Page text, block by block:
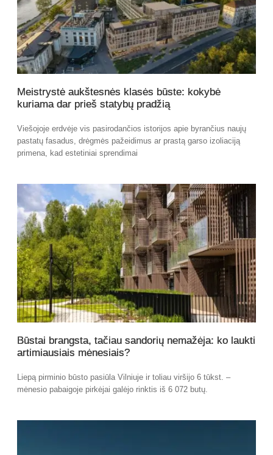
Meistrystė aukštesnės klasės būste: kokybė
kuriama dar prieš statybų pradžią
Viešojoje erdvėje vis pasirodančios istorijos apie byrančius naujų
pastatų fasadus, drėgmės pažeidimus ar prastą garso izoliaciją
primena, kad estetiniai sprendimai
Būstai brangsta, tačiau sandorių nemažėja: ko laukti
artimiausiais mėnesiais?
Liepą pirminio būsto pasiūla Vilniuje ir toliau viršijo 6 tūkst. –
mėnesio pabaigoje pirkėjai galėjo rinktis iš 6 072 butų.